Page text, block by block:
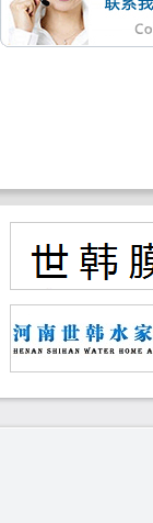
河南世韩水家电 世韩